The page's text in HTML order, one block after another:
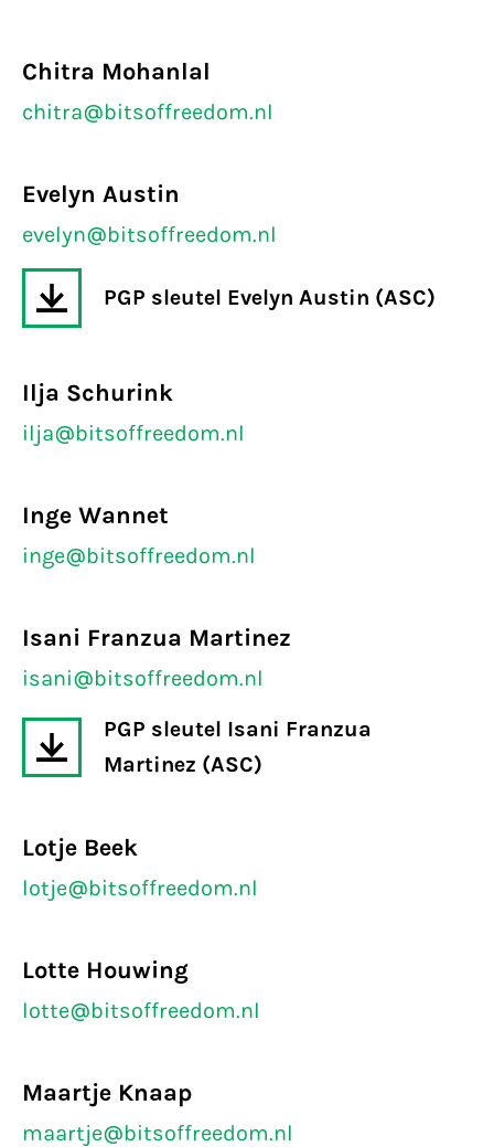
Chitra Mohanlal
chitra@bitsoffreedom.nl
Evelyn Austin
evelyn@bitsoffreedom.nl
PGP sleutel Evelyn Austin (ASC)
Ilja Schurink
ilja@bitsoffreedom.nl
Inge Wannet
inge@bitsoffreedom.nl
Isani Franzua Martinez
isani@bitsoffreedom.nl
PGP sleutel Isani Franzua
Martinez (ASC)
Lotje Beek
lotje@bitsoffreedom.nl
Lotte Houwing
lotte@bitsoffreedom.nl
Maartje Knaap
maartje@bitsoffreedom.nl